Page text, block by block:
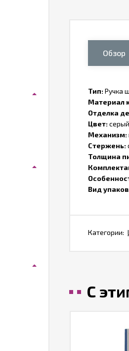
Обзор
Тип:Ручка
Материал
Отделка
Цвет:серый
Механизм:
Стержень:
Толщина
Вид
Категории:
С